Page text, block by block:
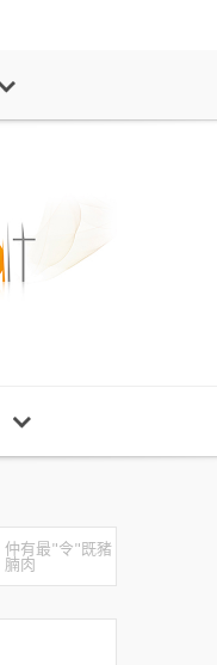
仲有最"令"既豬
腩肉